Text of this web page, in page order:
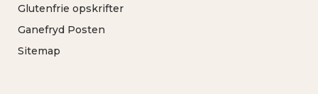
Glutenfrie opskrifter
Ganefryd Posten
Sitemap